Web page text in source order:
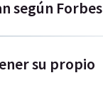
según Forbes
su propio